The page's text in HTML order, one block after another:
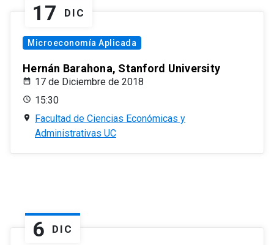
17 DIC
Microeconomía Aplicada
Hernán Barahona, Stanford University
17 de Diciembre de 2018
15:30
Facultad de Ciencias Económicas y
Administrativas UC
6 DIC